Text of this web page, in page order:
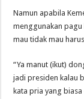
Namun apabila
menggunakan pagu
mau tidak mau
“Ya manut (ikut)
jadi presiden kalau
kata pria yang